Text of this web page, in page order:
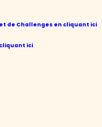
de Challenges en cliquant ici
ici